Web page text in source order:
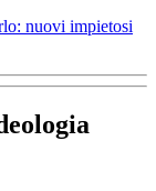
nuovi impietosi